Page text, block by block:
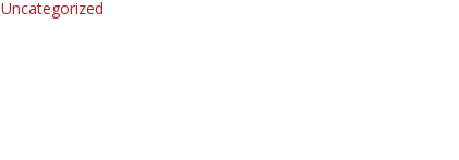
Uncategorized